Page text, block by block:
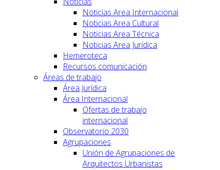
Noticias Area Internacional
Noticias Area Cultural
Noticias Area Técnica
Noticias Area Jurídica
Hemeroteca
Recursos comunicación
Áreas de trabajo
Área Jurídica
Área Internacional
Ofertas de trabajo
internacional
Observatorio 2030
Agrupaciones
Unión de Agrupaciones de
Arquitectos Urbanistas